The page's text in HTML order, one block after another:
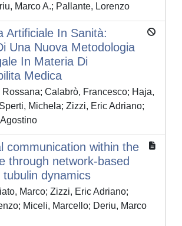
Marco A.; Pallante, Lorenzo
Artificiale In Sanità:
Una Nuova Metodologia
In Materia Di
Medica
Calabrò, Francesco; Haja,
Michela; Zizzi, Eric Adriano;
communication within the
through network‑based
dynamics
Marco; Zizzi, Eric Adriano;
Miceli, Marcello; Deriu, Marco